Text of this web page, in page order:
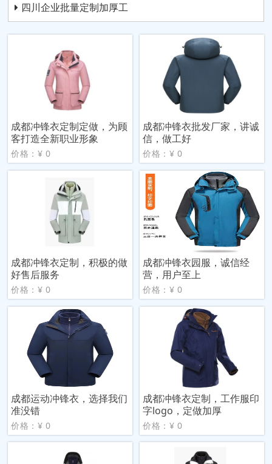
四川企业批量定制加厚工
成都冲锋衣定制定做，为顾
客打造全新职业形象
价格：¥ 0
成都冲锋衣批发厂家，讲诚
信，做工好
价格：¥ 0
成都冲锋衣定制，积极的做
好售后服务
价格：¥ 0
成都冲锋衣园服，诚信经
营，用户至上
价格：¥ 0
成都运动冲锋衣，选择我们
准没错
价格：¥ 0
成都冲锋衣定制，工作服印
字logo，定做加厚
价格：¥ 0